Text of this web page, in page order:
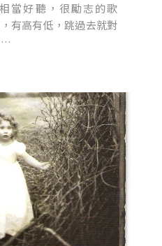
當好聽，很勵志的歌
有高有低，跳過去就對